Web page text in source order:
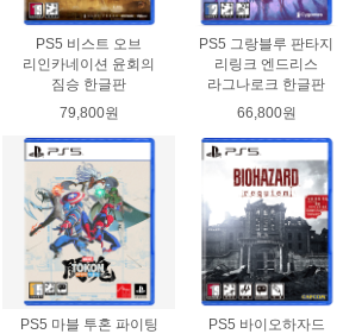
PS5 비스트 오브
리인카네이션 윤회의
짐승 한글판
79,800원
PS5 그랑블루 판타지
리링크 엔드리스
라그나로크 한글판
66,800원
PS5 마블 투혼 파이팅
PS5 바이오하자드